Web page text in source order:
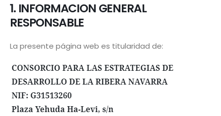
1. INFORMACION GENERAL
RESPONSABLE
La presente página web es titularidad de: